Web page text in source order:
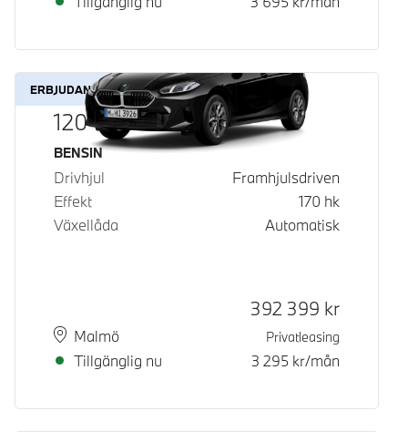
ERBJUDANDE
120
Bränsle
BENSIN
Drivhjul
Framhjulsdriven
Effekt
170 hk
Växellåda
Automatisk
PlatsMalmö
Leveranstid
Tillgänglig nu
Kontantpris
392 399 kr
Privatleasing
3 295 kr/mån